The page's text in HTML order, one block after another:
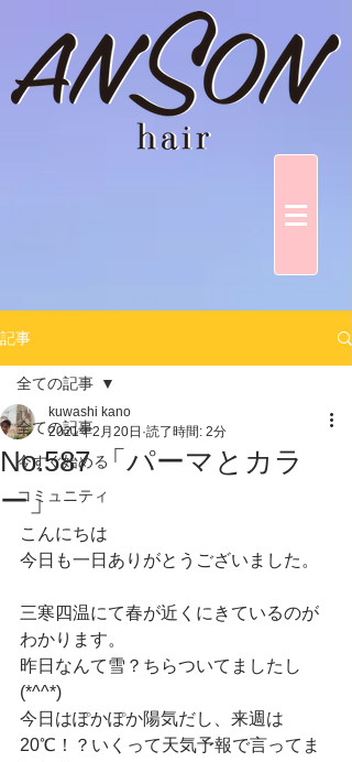
記事
全ての記事
今すぐ始める
コミュニティ
全ての記事
No.587 「パーマとカラ
ー」
kuwashi kano
2021年2月20日 読了時間: 2分
こんにちは
今日も一日ありがとうございました。
三寒四温にて春が近くにきているのが
わかります。
昨日なんて雪？ちらついてましたし
(*^^*)
今日はぽかぽか陽気だし、来週は
20℃！？いくって天気予報で言ってま